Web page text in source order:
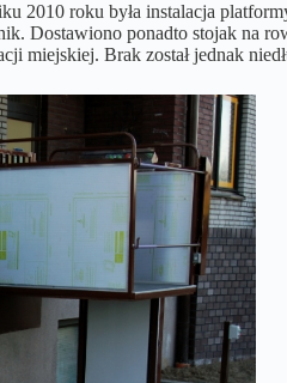
2010 roku była instalacja
Dostawiono ponadto stojak na
miejskiej. Brak został jednak